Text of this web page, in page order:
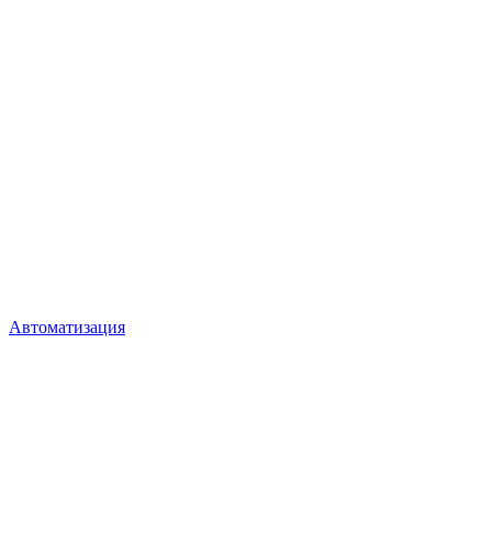
Автоматизация